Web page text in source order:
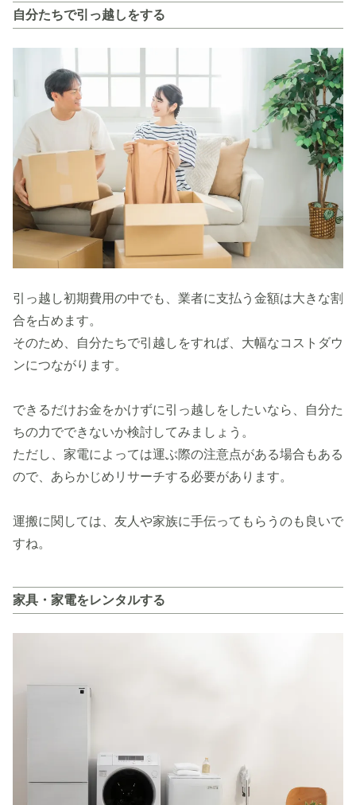
自分たちで引っ越しをする
引っ越し初期費用の中でも、業者に支払う金額は大きな割
合を占めます。
そのため、自分たちで引越しをすれば、大幅なコストダウ
ンにつながります。
できるだけお金をかけずに引っ越しをしたいなら、自分た
ちの力でできないか検討してみましょう。
ただし、家電によっては運ぶ際の注意点がある場合もある
ので、あらかじめリサーチする必要があります。
運搬に関しては、友人や家族に手伝ってもらうのも良いで
すね。
家具・家電をレンタルする